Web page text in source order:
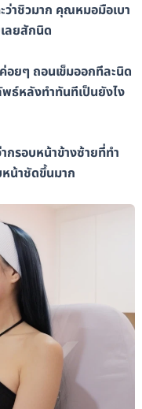
ว่าชิวมาก คุณหมอมือเบา
ลยสักนิด
ยๆ ถอนเข็มออกทีละนิด
ธ์หลังทำทันทีเป็นยังไง
กรอบหน้าข้างซ้ายที่ทำ
น้าชัดขึ้นมาก